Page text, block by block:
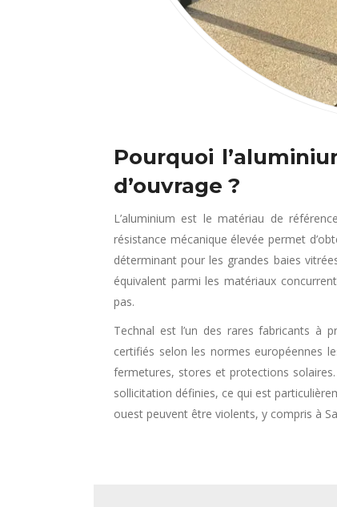
Pourquoi
d’ouvrage ?
L’aluminium est le matériau de
résistance mécanique élevée permet
déterminant pour les grandes baies
équivalent parmi les matériaux
pas.
Technal est l’un des rares fabricants à
certifiés selon les normes européennes
fermetures, stores et protections
sollicitation définies, ce qui est
ouest peuvent être violents, y compris à